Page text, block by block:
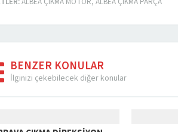
BENZER KONULAR
İlginizi çekebilecek diğer konular